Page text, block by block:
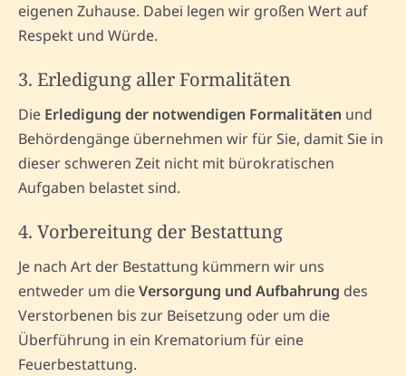
eigenen Zuhause. Dabei legen wir großen Wert auf
Respekt und Würde.
3. Erledigung aller Formalitäten
Die Erledigung der notwendigen Formalitäten und
Behördengänge übernehmen wir für Sie, damit Sie in
dieser schweren Zeit nicht mit bürokratischen
Aufgaben belastet sind.
4. Vorbereitung der Bestattung
Je nach Art der Bestattung kümmern wir uns
entweder um dieVersorgung und Aufbahrung des
Verstorbenen bis zur Beisetzung oder um die
Überführung in ein Krematorium für eine
Feuerbestattung.